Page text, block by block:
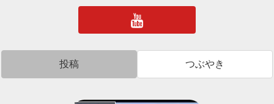
投稿 つぶやき